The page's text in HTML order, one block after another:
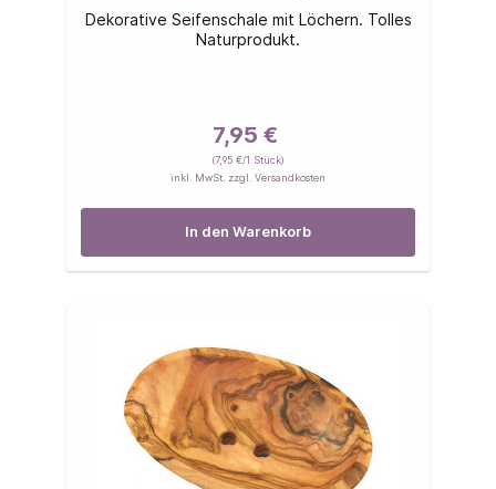
Dekorative Seifenschale mit Löchern. Tolles
Naturprodukt.
7,95 €
(7,95 €/1 Stück)
inkl. MwSt. zzgl. Versandkosten
In den Warenkorb